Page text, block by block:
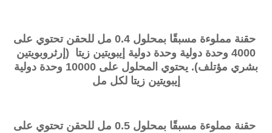
حقنة مملوءة مسبقًا بمحلول 0.4 مل للحقن تحتوي على
4000 وحدة دولية وحدة دولية إيبويتين زيتا (إرثروبويتين
بشري مؤتلف). يحتوي المحلول على 10000 وحدة دولية
إيبويتين زيتا لكل مل
حقنة مملوءة مسبقًا بمحلول 0.5 مل للحقن تحتوي على